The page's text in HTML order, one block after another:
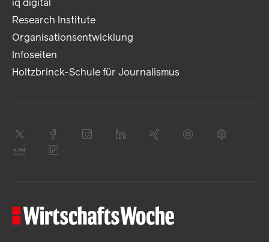
iq digital
Research Institute
Organisationsentwicklung
Infoseiten
Holtzbrinck-Schule für Journalismus